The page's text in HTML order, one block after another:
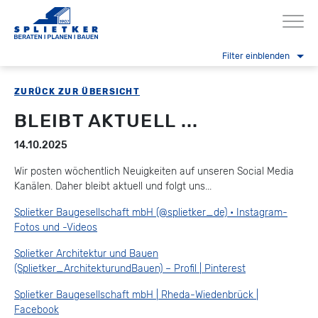
Filter einblenden
ZURÜCK ZUR ÜBERSICHT
BLEIBT AKTUELL ...
14.10.2025
Wir posten wöchentlich Neuigkeiten auf unseren Social Media
Kanälen. Daher bleibt aktuell und folgt uns...
Splietker Baugesellschaft mbH (@splietker_de) • Instagram-
Fotos und -Videos
Splietker Architektur und Bauen
(Splietker_ArchitekturundBauen) – Profil | Pinterest
Splietker Baugesellschaft mbH | Rheda-Wiedenbrück |
Facebook